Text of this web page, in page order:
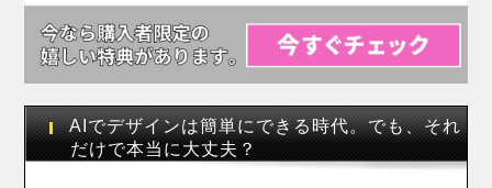
AIでデザインは簡単にできる時代。でも、それ
だけで本当に大丈夫？